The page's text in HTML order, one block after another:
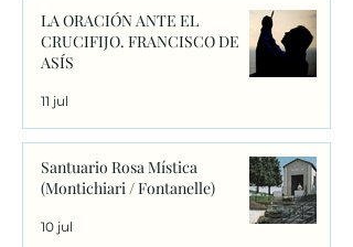
LA ORACIÓN ANTE EL
CRUCIFIJO. FRANCISCO DE
ASÍS
11 jul
Santuario Rosa Mística
(Montichiari / Fontanelle)
10 jul